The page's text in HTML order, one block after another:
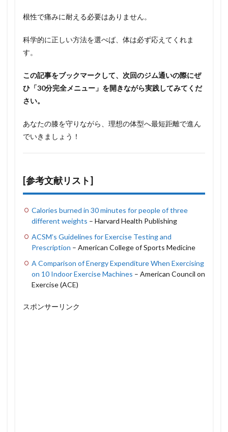
根性で痛みに耐える必要はありません。
科学的に正しい方法を選べば、体は必ず応えてくれま
す。
この記事をブックマークして、次回のジム通いの際にぜ
ひ「30分完全メニュー」を開きながら実践してみてくだ
さい。
あなたの膝を守りながら、理想の体型へ最短距離で進ん
でいきましょう！
[参考文献リスト]
Calories burned in 30 minutes for people of three
different weights – Harvard Health Publishing
ACSM’s Guidelines for Exercise Testing and
Prescription – American College of Sports Medicine
A Comparison of Energy Expenditure When Exercising
on 10 Indoor Exercise Machines – American Council on
Exercise (ACE)
スポンサーリンク